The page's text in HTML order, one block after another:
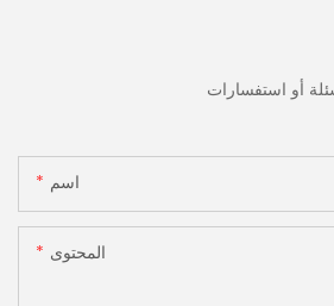
اسم
المحتوى